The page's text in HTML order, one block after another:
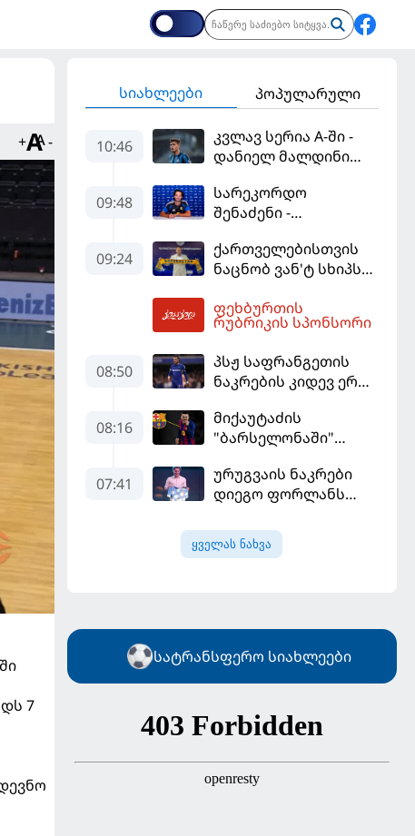
+ -
7
სიახლეები პოპულარული
10:46
კვლავ სერია A-ში -
დანიელ მალდინი
ღირსებას დაიცავს
09:48
სარეკორდო
შენაძენი -
ლიგის მორიგ გუნდში
გადავიდა
09:24
ქართველებისთვის
ნაცნობ ვან'ტ სხიპს
ჩააბარეს
ფეხბურთის
რუბრიკის სპონსორი
08:50
პსჟ საფრანგეთის
ნაკრების კიდევ ერთი
დამატებას გეგმავს
08:16
მიქაუტაძის
"ბარსელონაში"
უფრო რეალური
ხდება - რაზე ესაუბრა
კატალონიელთა
მთავარ მწვრთნელს
07:41
ურუგვაის ნაკრები
დიეგო ფორლანს
ყველას ნახვა
სატრანსფერო სიახლეები